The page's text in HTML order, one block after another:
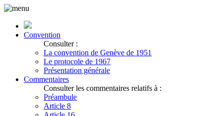
Convention
Consulter :
La convention de Genève de 1951
Le protocole de 1967
Présentation générale
Commentaires
Consulter les commentaires relatifs à :
Préambule
Article 8